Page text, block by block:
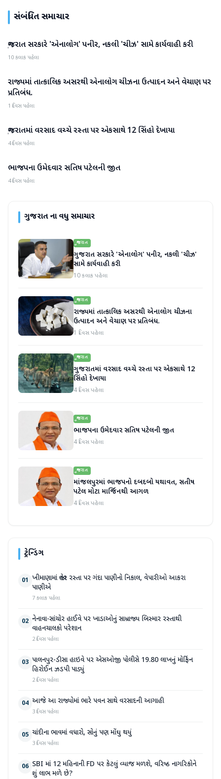
સંબંધિત સમાચાર
ગુજરાત ગુજરાત સરકારે 'એનાલોગ' પનીર, નકલી 'ચીઝ' સામે કાર્યવાહી કરી
10 કલાક પહેલા
ગુજરાત
રાજ્યમાં તાત્કાલિક અસરથી એનાલોગ ચીઝના ઉત્પાદન અને વેચાણ પર
પ્રતિબંધ.
1 દિવસ પહેલા
ગુજરાત
ગુજરાતમાં વરસાદ વચ્ચે રસ્તા પર એકસાથે 12 સિંહો દેખાયા
4 દિવસ પહેલા
ગુજરાત
ભાજપના ઉમેદવાર સતિષ પટેલની જીત
4 દિવસ પહેલા
ગુજરાતના વધુ સમાચાર
ગુજરાત
ગુજરાત સરકારે 'એનાલોગ' પનીર, નકલી 'ચીઝ'
સામે કાર્યવાહી કરી
10 કલાક પહેલા
ગુજરાત
રાજ્યમાં તાત્કાલિક અસરથી એનાલોગ ચીઝના
ઉત્પાદન અને વેચાણ પર પ્રતિબંધ.
1 દિવસ પહેલા
ગુજરાત
ગુજરાતમાં વરસાદ વચ્ચે રસ્તા પર એકસાથે 12
સિંહો દેખાયા
4 દિવસ પહેલા
ગુજરાત
ભાજપના ઉમેદવાર સતિષ પટેલની જીત
4 દિવસ પહેલા
ગુજરાત
માંજલપુરમાં ભાજપનો દબદબો યથાવત, સતીષ
પટેલ મોટા માર્જિનથી આગળ
4 દિવસ પહેલા
ટ્રેન્ડિંગ
01 ખીમાણામાં જાહેર રસ્તા પર ગંદા પાણીનો નિકાલ, વેપારીઓ આકરા
પાણીએ
7 કલાક પહેલા
02 નેનાવા-સાંચોર હાઈવે પર ખાડાઓનું સામ્રાજ્ય બિસ્માર રસ્તાથી
વાહનચાલકો પરેશાન
2 દિવસ પહેલા
03 પાલનપુર-ડીસા હાઇવે પર એસઓજી પોલીસે 19.80 લાખનું મોર્ફિન
હિરોઈન ઝડપી પાડ્યું
2 દિવસ પહેલા
04 આજે આ રાજ્યોમાં ભારે પવન સાથે વરસાદની આગાહી
3 દિવસ પહેલા
05 ચાંદીના ભાવમાં વધારો, સોનું પણ મોંઘુ થયું
3 દિવસ પહેલા
06 SBI માં 12 મહિનાની FD પર કેટલું વ્યાજ મળશે, વરિષ્ઠ નાગરિકોને
શું લાભ મળે છે?